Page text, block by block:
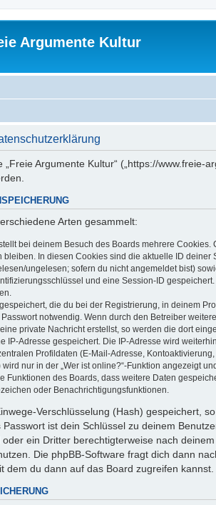
Argumente Kultur
Argumente Kultur“ („https://
Arten gesammelt:
bei deinem Besuch des Boards mehrere
bleiben. In diesen Cookies sind die aktuelle ID
ungelesen; sofern du nicht angemeldet bist)
und eine Session-ID
die du bei der Registrierung, in deinem
notwendig. Wenn durch den Betreiber
private Nachricht erstellst, so werden die dort
IP-Adresse gespeichert. Die IP-Adresse wird
Profildaten (E-Mail-Adresse,
nur in der „Wer ist online?“-Funktion angezeigt
Funktionen des Boards, dass weitere Daten
oder Benachrichtigungsfunktionen.
Verschlüsselung (Hash) gespeichert,
ist dein Schlüssel zu deinem
ein Dritter berechtigterweise nach
Die phpBB-Software fragt dich dann
dem du dann auf das Board zugreifen kannst.